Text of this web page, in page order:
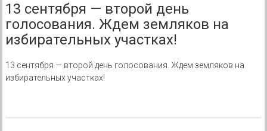
13 сентября — второй день
голосования. Ждем земляков на
избирательных участках!
13 сентября — второй день голосования. Ждем земляков на
избирательных участках!